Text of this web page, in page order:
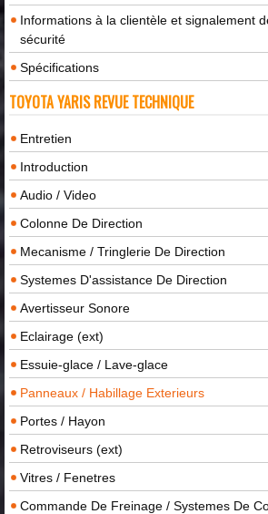
Informations à la clientèle et signalement
sécurité
Spécifications
TOYOTA YARIS REVUE TECHNIQUE
Entretien
Introduction
Audio / Video
Colonne De Direction
Mecanisme / Tringlerie De Direction
Systemes D'assistance De Direction
Avertisseur Sonore
Eclairage (ext)
Essuie-glace / Lave-glace
Panneaux / Habillage Exterieurs
Portes / Hayon
Retroviseurs (ext)
Vitres / Fenetres
Commande De Freinage / Systemes De